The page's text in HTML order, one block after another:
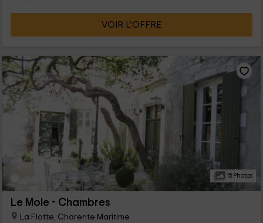
VOIR L’OFFRE
15 Photos
Le Mole - Chambres
La Flotte, Charente Maritime